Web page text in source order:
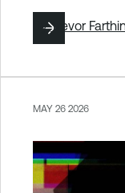
ByTrevor
MAY 26 2026